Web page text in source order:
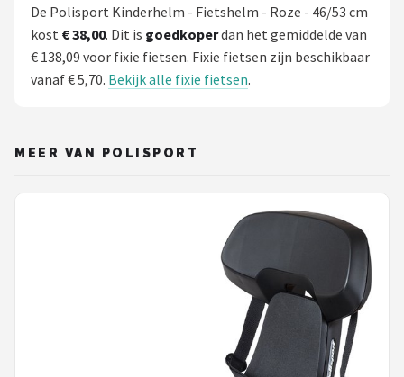
De Polisport Kinderhelm - Fietshelm - Roze - 46/53 cm
kost € 38,00. Dit is goedkoperdan het gemiddelde van
€ 138,09 voor fixie fietsen. Fixie fietsen zijn beschikbaar
vanaf € 5,70. Bekijk alle fixie fietsen.
MEER VAN POLISPORT